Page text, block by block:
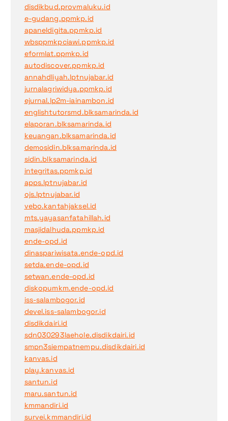
disdikbud.provmaluku.id
e-gudang.ppmkp.id
apaneldigita.ppmkp.id
wbsppmkpciawi.ppmkp.id
eformlat.ppmkp.id
autodiscover.ppmkp.id
annahdliyah.lptnujabar.id
jurnalagriwidya.ppmkp.id
ejurnal.lp2m-iainambon.id
englishtutorsmd.blksamarinda.id
elaporan.blksamarinda.id
keuangan.blksamarinda.id
demosidin.blksamarinda.id
sidin.blksamarinda.id
integritas.ppmkp.id
apps.lptnujabar.id
ojs.lptnujabar.id
vebo.kantahjaksel.id
mts.yayasanfatahillah.id
masjidalhuda.ppmkp.id
ende-opd.id
dinaspariwisata.ende-opd.id
setda.ende-opd.id
setwan.ende-opd.id
diskopumkm.ende-opd.id
iss-salambogor.id
devel.iss-salambogor.id
disdikdairi.id
sdn030293laehole.disdikdairi.id
smpn3siempatnempu.disdikdairi.id
kanvas.id
play.kanvas.id
santun.id
maru.santun.id
kmmandiri.id
survei.kmmandiri.id